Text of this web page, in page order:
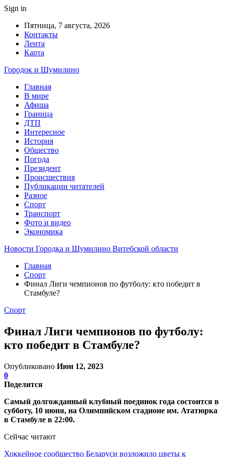
Sign in
Пятница, 7 августа, 2026
Контакты
Лента
Карта
Городок и Шумилино
Главная
В мире
Афиша
Граница
ДТП
Интересное
История
Общество
Погода
Президент
Происшествия
Публикации читателей
Разное
Спорт
Транспорт
Фото и видео
Экономика
Новости Городка и Шумилино Витебской области
Главная
Спорт
Финал Лиги чемпионов по футболу: кто победит в
Стамбуле?
Спорт
Финал Лиги чемпионов по футболу:
кто победит в Стамбуле?
Опубликовано Июн 12, 2023
0
Поделится
Самый долгожданный клубный поединок года состоится в
субботу, 10 июня, на Олимпийском стадионе им. Ататюрка
в Стамбуле в 22:00.
Сейчас читают
Хоккейное сообщество Беларуси возложило цветы к